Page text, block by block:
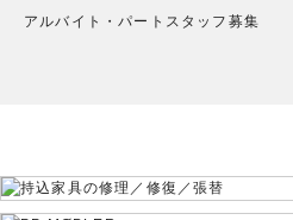
アルバイト・パートスタッフ募集